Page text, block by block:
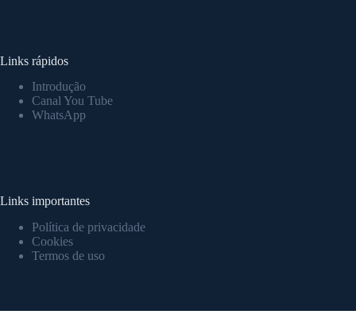
Links rápidos
Introdução
Canal You Tube
WhatsApp
Links importantes
Política de privacidade
Cookies
Termos de uso